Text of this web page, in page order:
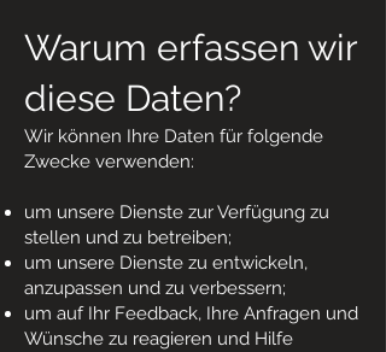
Warum erfassen wir
diese Daten?
Wir können Ihre Daten für folgende
Zwecke verwenden:
um unsere Dienste zur Verfügung zu
stellen und zu betreiben;
um unsere Dienste zu entwickeln,
anzupassen und zu verbessern;
um auf Ihr Feedback, Ihre Anfragen und
Wünsche zu reagieren und Hilfe